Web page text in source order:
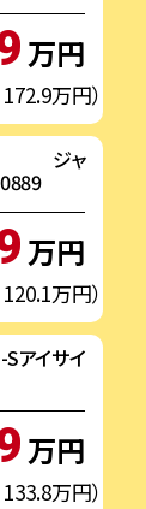
万円
万円）
ク ジャ
万円
万円）
アイサイ
万円
万円）